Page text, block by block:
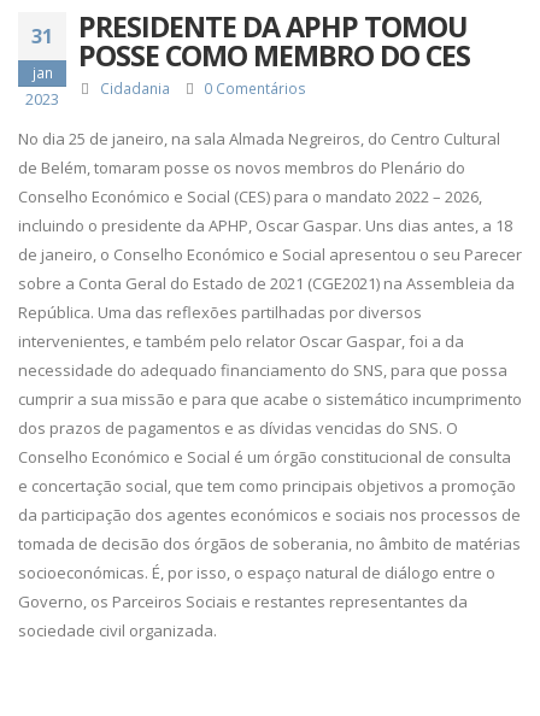
31
jan
2023
PRESIDENTE DA APHP TOMOU
POSSE COMO MEMBRO DO CES
Cidadania 0 Comentários
No dia 25 de janeiro, na sala Almada Negreiros, do Centro Cultural
de Belém, tomaram posse os novos membros do Plenário do
Conselho Económico e Social (CES) para o mandato 2022 – 2026,
incluindo o presidente da APHP, Oscar Gaspar. Uns dias antes, a 18
de janeiro, o Conselho Económico e Social apresentou o seu Parecer
sobre a Conta Geral do Estado de 2021 (CGE2021) na Assembleia da
República. Uma das reflexões partilhadas por diversos
intervenientes, e também pelo relator Oscar Gaspar, foi a da
necessidade do adequado financiamento do SNS, para que possa
cumprir a sua missão e para que acabe o sistemático incumprimento
dos prazos de pagamentos e as dívidas vencidas do SNS. O
Conselho Económico e Social é um órgão constitucional de consulta
e concertação social, que tem como principais objetivos a promoção
da participação dos agentes económicos e sociais nos processos de
tomada de decisão dos órgãos de soberania, no âmbito de matérias
socioeconómicas. É, por isso, o espaço natural de diálogo entre o
Governo, os Parceiros Sociais e restantes representantes da
sociedade civil organizada.